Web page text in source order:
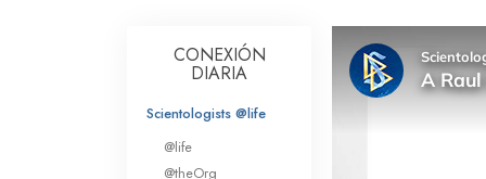
Dentro de una Iglesia
Los Principios
CONEXIÓN
DIARIA
Scientologists @life
@life
@theOrg